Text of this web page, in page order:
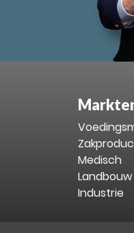
Medisch
Landbouw
Industrie